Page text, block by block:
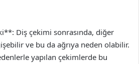
Diş çekimi sonrasında, diğer
ve bu da ağrıya neden olabilir.
yapılan çekimlerde bu